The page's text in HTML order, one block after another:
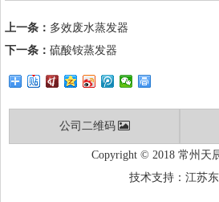
上一条： 多效废水蒸发器
下一条： 硫酸铵蒸发器
公司二维码
Copyright © 2018 常州天
技术支持： 江苏